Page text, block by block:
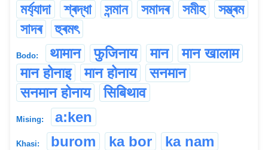
মৰ্য্যাদা
শ্ৰদ্ধা সন্মান সমাদৰ সমীহ
সম্ভ্ৰম
সাদৰ
হুৰমৎ
Bodo: थामान फुजिनाय मान
मान खालाम
मान होनाइ
मान होनाय
सनमान
सनमान होनाय
सिबिथाव
Mising: a:ken
Khasi: burom ka bor
ka nam